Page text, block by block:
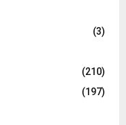
(3)
(210)
(197)